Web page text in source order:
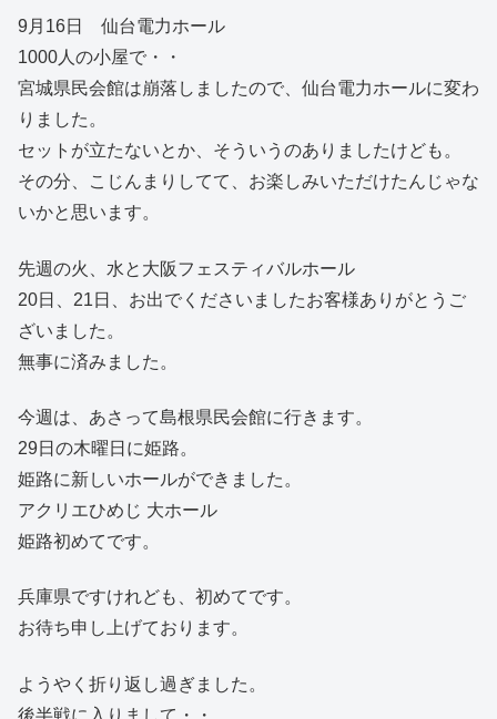
9月16日 仙台電力ホール
1000人の小屋で・・
宮城県民会館は崩落しましたので、仙台電力ホールに変わ
りました。
セットが立たないとか、そういうのありましたけども。
その分、こじんまりしてて、お楽しみいただけたんじゃな
いかと思います。
先週の火、水と大阪フェスティバルホール
20日、21日、お出でくださいましたお客様ありがとうご
ざいました。
無事に済みました。
今週は、あさって島根県民会館に行きます。
29日の木曜日に姫路。
姫路に新しいホールができました。
アクリエひめじ 大ホール
姫路初めてです。
兵庫県ですけれども、初めてです。
お待ち申し上げております。
ようやく折り返し過ぎました。
後半戦に入りまして・・